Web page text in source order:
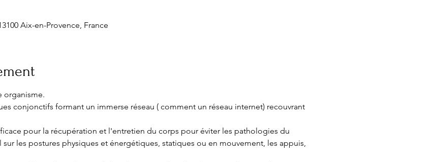
Aix-en-Provence, France
organisme.
conjonctifs formant un immerse réseau ( comment un réseau internet) recouvrant
pour la récupération et l'entretien du corps pour éviter les pathologies du
les postures physiques et énergétiques, statiques ou en mouvement, les appuis,